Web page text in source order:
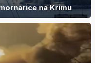
na Krimu